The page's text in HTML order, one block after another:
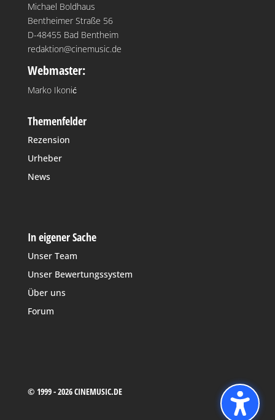
Michael Boldhaus
Bentheimer Straße 56
D-48455 Bad Bentheim
redaktion@cinemusic.de
Webmaster:
Marko Ikonić
Themenfelder
Rezension
Urheber
News
In eigener Sache
Unser Team
Unser Bewertungssystem
Über uns
Forum
© 1999 - 2026 CINEMUSIC.DE